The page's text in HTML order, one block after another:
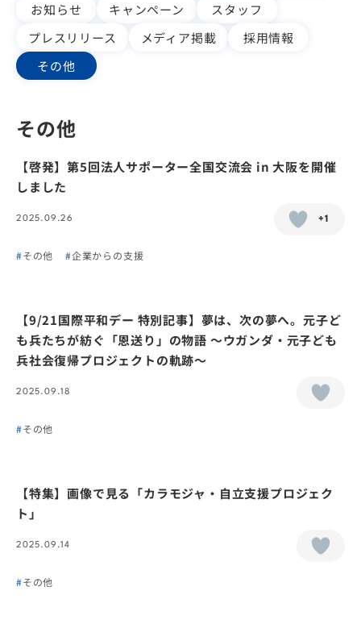
お知らせ
キャンペーン
スタッフ
プレスリリース
メディア掲載
採用情報
その他
その他
【啓発】第5回法人サポーター全国交流会 in 大阪を開催
しました
2025.09.26 +1
その他 企業からの支援
【9/21国際平和デー 特別記事】夢は、次の夢へ。元子ど
も兵たちが紡ぐ「恩送り」の物語 ～ウガンダ・元子ども
兵社会復帰プロジェクトの軌跡～
2025.09.18
その他
【特集】画像で見る「カラモジャ・自立支援プロジェク
ト」
2025.09.14
その他